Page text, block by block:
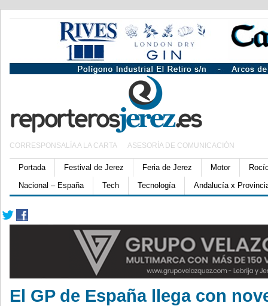
CORRESPONSALÍA A LA CARTA ASESORÍA DE COMUNICACIÓN
Portada Festival de Jerez Feria de Jerez Motor
Nacional – España
Tech Tecnología Andalucía x
El GP de España llega con